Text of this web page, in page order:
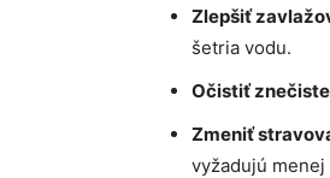
Zlepšiť
šetria vodu.
Očistiť
Zmeniť
vyžadujú